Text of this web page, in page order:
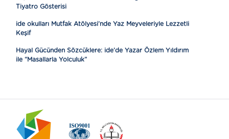
Tiyatro Gösterisi
ide okulları Mutfak Atölyesi’nde Yaz Meyveleriyle Lezzetli
Keşif
Hayal Gücünden Sözcüklere: ide’de Yazar Özlem Yıldırım
ile “Masallarla Yolculuk”